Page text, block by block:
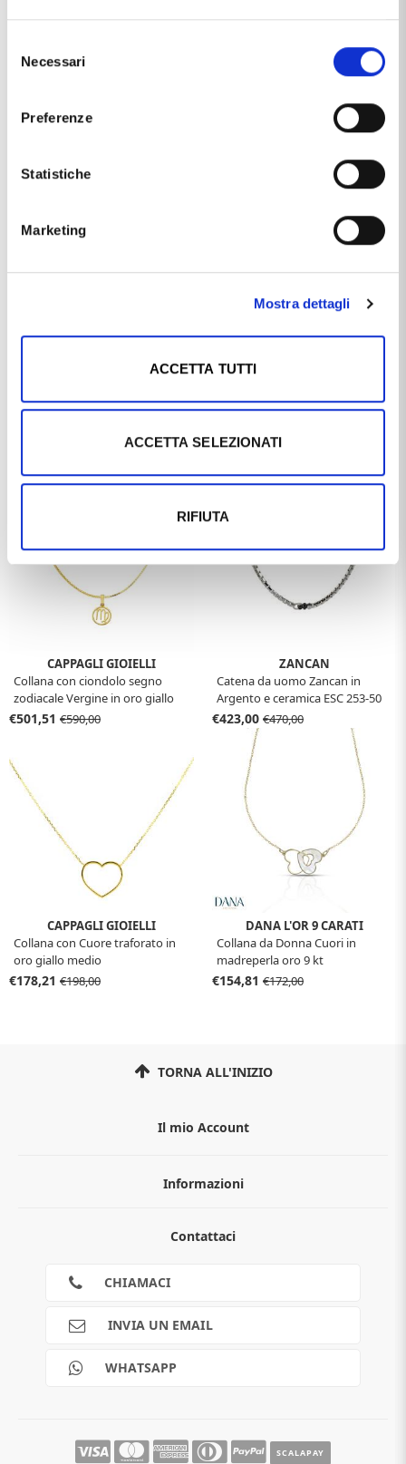
delNecessari
Preferenze
Statistiche
Marketing
Mostra dettagli
ACCETTA TUTTI
ACCETTA SELEZIONATI
RIFIUTA
distribuito dal marchioCAPPAGLI GIOIELLI, che trovi nella
sottocategoria
, è un
7 / 10 GIORNIed
Ti potrebbe anche interessare
CAPPAGLI GIOIELLI
lastra in oro bianco cuore medio
GIOIELLORO
Cuore da 5 carati
CAPPAGLI GIOIELLI
Collana con ciondolo segno
zodiacale Vergine in oro giallo
stilizzato
€501,51 €590,00
ZANCAN
Catena da uomo Zancan in
Argento e ceramica ESC 253-50
€423,00 €470,00
CAPPAGLI GIOIELLI
Collana con Cuore traforato in
oro giallo medio
€178,21 €198,00
DANA L'OR 9 CARATI
Collana da Donna Cuori in
madreperla oro 9 kt
€154,81 €172,00
TORNA ALL'INIZIO
Il mio Account
Informazioni
Guida all'acquisto
Scalapay
Contattaci
CHIAMACI
INVIA UN EMAIL
WHATSAPP
SCALAPAY